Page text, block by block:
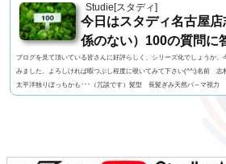
Studie[スタディ]
今日はスタディ名古屋
係のない）100の質問に
ブログを見て頂いている皆さんに好評らしく、シリーズ化でしょうか。
みました。よろしければ暇つぶし程度に覗いてみて下さい(^^;)名前 志
太平洋独りぼっちかも･･･（冗談です）髪型 長髪ぎみ天然パ～マ視力